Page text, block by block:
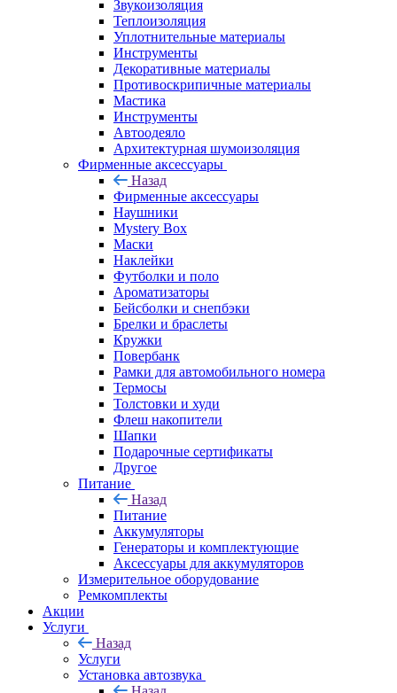
Звукоизоляция
Теплоизоляция
Уплотнительные материалы
Инструменты
Декоративные материалы
Противоскрипичные материалы
Мастика
Инструменты
Автоодеяло
Архитектурная шумоизоляция
Фирменные аксессуары
Назад
Фирменные аксессуары
Наушники
Mystery Box
Маски
Наклейки
Футболки и поло
Ароматизаторы
Бейсболки и снепбэки
Брелки и браслеты
Кружки
Повербанк
Рамки для автомобильного номера
Термосы
Толстовки и худи
Флеш накопители
Шапки
Подарочные сертификаты
Другое
Питание
Назад
Питание
Аккумуляторы
Генераторы и комплектующие
Аксессуары для аккумуляторов
Измерительное оборудование
Ремкомплекты
Акции
Услуги
Назад
Услуги
Установка автозвука